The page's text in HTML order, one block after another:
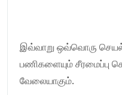
இவ்வாறு ஒவ்வொரு
பணிகளையும் சீரமைப்பு
வேலையாகும்.